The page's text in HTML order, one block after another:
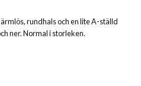
rundhals och en lite A-ställd
ner. Normal i storleken.